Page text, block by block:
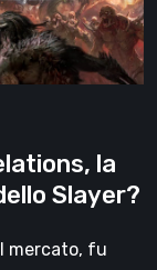
la
Slayer?
mercato, fu